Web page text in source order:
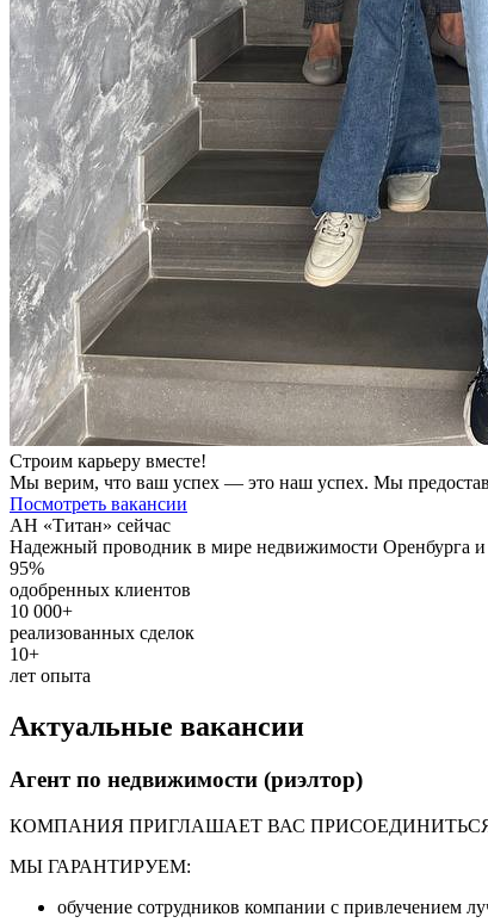
Строим карьеру вместе!
Мы верим, что ваш успех — это наш успех. Мы
Посмотреть вакансии
АН «Титан» сейчас
Надежный проводник в мире недвижимости Оренбурга и
95%
одобренных клиентов
10 000+
реализованных сделок
10+
лет опыта
Актуальные вакансии
Агент по недвижимости (риэлтор)
КОМПАНИЯ ПРИГЛАШАЕТ ВАС
МЫ ГАРАНТИРУЕМ:
обучение сотрудников компании с привлечением